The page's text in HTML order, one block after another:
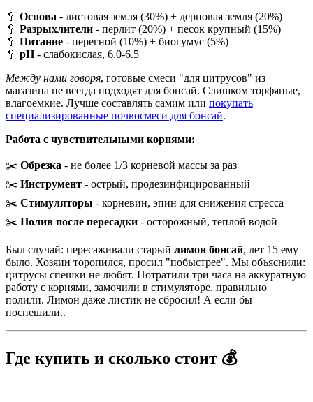
🥄 Основа - листовая земля (30%) + дерновая земля (20%)
🥄 Разрыхлители - перлит (20%) + песок крупный (15%)
🥄 Питание - перегной (10%) + биогумус (5%)
🥄 pH- слабокислая, 6.0-6.5
Между нами говоря, готовые смеси "для цитрусов" из
магазина не всегда подходят для бонсай. Слишком торфяные,
влагоемкие. Лучше составлять самим или покупать
специализированные почвосмеси для бонсай.
Работа с чувствительными корнями:
✂️ Обрезка - не более 1/3 корневой массы за раз
✂️ Инструмент - острый, продезинфицированный
✂️ Стимуляторы - корневин, эпин для снижения стресса
✂️ Полив после пересадки - осторожный, теплой водой
Был случай: пересаживали старый лимон бонсай, лет 15 ему
было. Хозяин торопился, просил "побыстрее". Мы объяснили:
цитрусы спешки не любят. Потратили три часа на аккуратную
работу с корнями, замочили в стимуляторе, правильно
полили. Лимон даже листик не сбросил! А если бы
поспешили..
Где купить и сколько стоит 💰